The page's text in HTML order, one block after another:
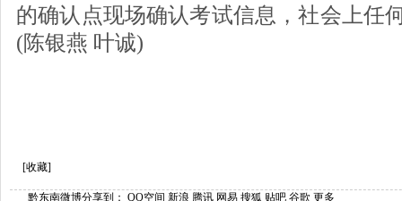
的确认点现场确认考试信息，社会上任
(陈银燕 叶诚)
[收藏]
分享到：
黔东南微博 QQ空间 新浪 腾讯 网易 搜狐 贴吧 谷歌 更多